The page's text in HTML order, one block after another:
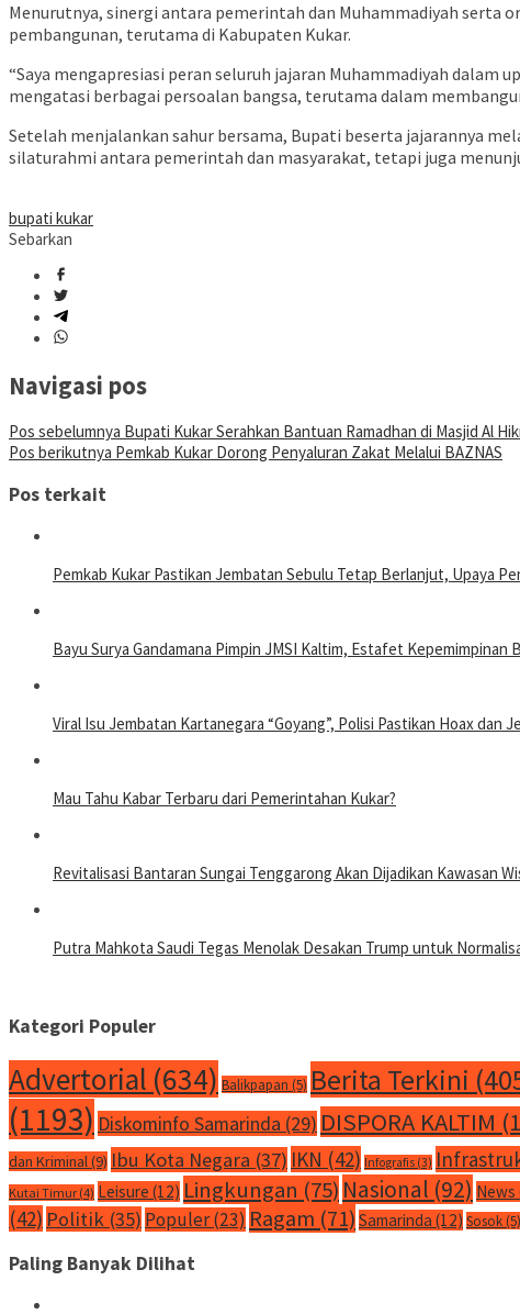
Menurutnya, sinergi antara pemerintah dan Muhammadiyah serta
pembangunan, terutama di Kabupaten Kukar.
“Saya mengapresiasi peran seluruh jajaran Muhammadiyah
mengatasi berbagai persoalan bangsa, terutama dalam
Setelah menjalankan sahur bersama, Bupati beserta jajarannya
silaturahmi antara pemerintah dan masyarakat, tetapi juga
bupati kukar
Sebarkan
Navigasi pos
Pos sebelumnya Bupati Kukar Serahkan Bantuan Ramadhan di Masjid Al
Pos berikutnya Pemkab Kukar Dorong Penyaluran Zakat Melalui BAZNAS
Pos terkait
Pemkab Kukar Pastikan Jembatan Sebulu Tetap Berlanjut, Upaya
Bayu Surya Gandamana Pimpin JMSI Kaltim, Estafet Kepemimpinan
Viral Isu Jembatan Kartanegara “Goyang”, Polisi Pastikan Hoax dan
Mau Tahu Kabar Terbaru dari Pemerintahan Kukar?
Revitalisasi Bantaran Sungai Tenggarong Akan Dijadikan Kawasan
Putra Mahkota Saudi Tegas Menolak Desakan Trump untuk
Kategori Populer
Advertorial (634) Balikpapan (5) Berita Terkini
(1193) Diskominfo Samarinda (29) DISPORA KALTIM
dan Kriminal(9) Ibu Kota Negara (37) IKN (42) Infografis (3)
Kutai Timur (4) Leisure (12) Lingkungan (75) Nasional (92) News
(42) Politik (35) Populer(23) Ragam (71) Samarinda (12) Sosok(5)
Paling Banyak Dilihat